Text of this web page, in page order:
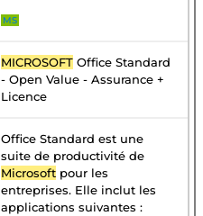
MS
MICROSOFT Office Standard
- Open Value - Assurance +
Licence
Office Standard est une
suite de productivité de
Microsoft pour les
entreprises. Elle inclut les
applications suivantes :